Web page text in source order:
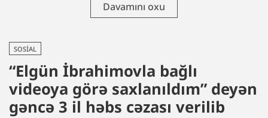
Davamını oxu
SOSIAL
“Elgün İbrahimovla bağlı
videoya görə saxlanıldım” deyən
gəncə 3 il həbs cəzası verilib